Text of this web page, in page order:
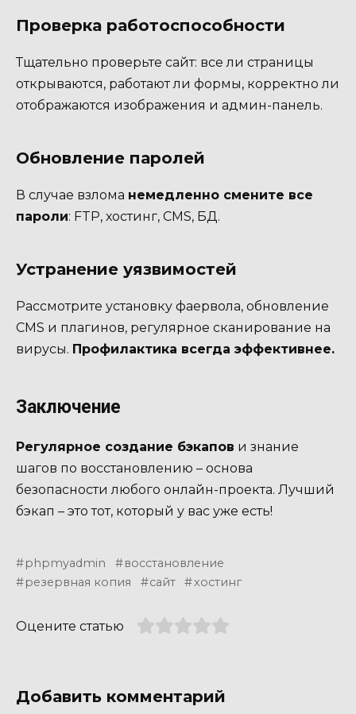
Проверка работоспособности
Тщательно проверьте сайт: все ли страницы
открываются, работают ли формы, корректно ли
отображаются изображения и админ-панель.
Обновление паролей
В случае взлома немедленно смените все
пароли: FTP, хостинг, CMS, БД.
Устранение уязвимостей
Рассмотрите установку фаервола, обновление
CMS и плагинов, регулярное сканирование на
вирусы. Профилактика всегда эффективнее.
Заключение
Регулярное создание бэкапов и знание
шагов по восстановлению – основа
безопасности любого онлайн-проекта. Лучший
бэкап – это тот, который у вас уже есть!
phpmyadmin
восстановление
резервная копия
сайт хостинг
Оцените статью
Добавить комментарий